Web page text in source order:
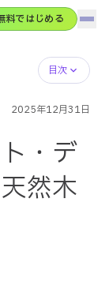
料ではじめる ハン
目次
2025年12月31日
・デ
然木